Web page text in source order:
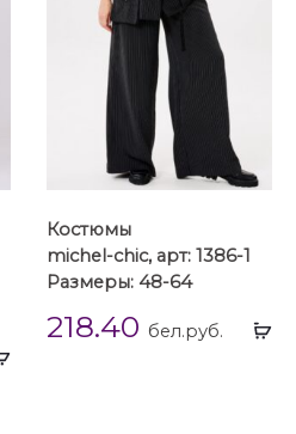
Выбрать
Костюмы
michel-chic, арт: 1386-1
Размеры: 48-64
218.40 бел.руб.